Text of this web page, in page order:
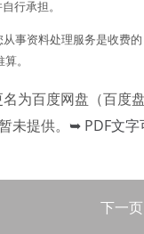
行承担。
事资料处理服务是收费
。
为百度网盘（百度
提供。 ➥ PDF文字
下一页